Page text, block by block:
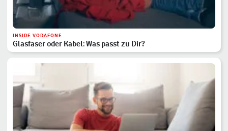
INSIDE VODAFONE
Glasfaser oder Kabel: Was passt zu Dir?